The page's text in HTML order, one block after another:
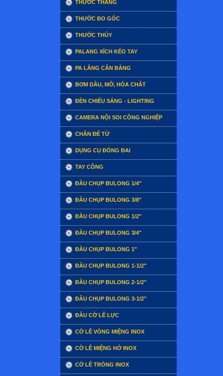
THƯỚC THẲNG
THƯỚC ĐO GÓC
THƯỚC THỦY
PALANG XÍCH KÉO TAY
PA LĂNG CÂN BẰNG
BƠM DẦU, MỠ, HÓA CHẤT
ĐÈN CHIẾU SÁNG - LIGHTING
CAMERA NỘI SOI CÔNG NGHIỆP
CHÂN ĐẾ TỪ
DỤNG CỤ ĐÓNG ĐAI
TAY CÔNG
ĐẦU CHỤP BULONG 1/4"
ĐẦU CHỤP BULONG 3/8"
ĐẦU CHỤP BULONG 1/2"
ĐẦU CHỤP BULONG 3/4"
ĐẦU CHỤP BULONG 1"
ĐẦU CHỤP BULONG 1-1/2"
ĐẦU CHỤP BULONG 2-1/2"
ĐẦU CHỤP BULONG 3-1/2"
ĐẦU CỜ LÊ LỰC
CỜ LÊ VÒNG MIỆNG INOX
CỜ LÊ MIỆNG HỞ INOX
CỜ LÊ TRÒNG INOX